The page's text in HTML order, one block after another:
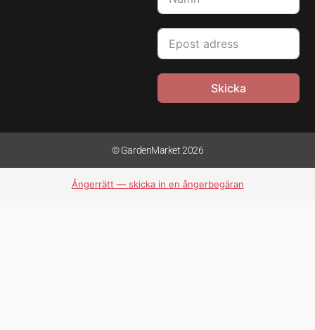
Skicka
© GardenMarket 2026
Ångerrätt — skicka in en ångerbegäran